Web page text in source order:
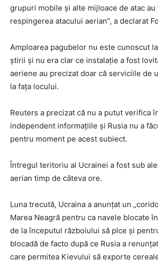
grupuri mobile și alte mijloace de atac
respingerea atacului aerian”, a declarat
Amploarea pagubelor nu este cunoscut
știrii și nu era clar ce instalație a fost
aeriene au precizat doar că serviciile de
la fața locului.
Reuters a precizat că nu a putut verifica
independent informațiile și Rusia nu a
pentru moment pe acest subiect.
Întregul teritoriu al Ucrainei a fost sub
aerian timp de câteva ore.
Luna trecută, Ucraina a anunțat un
Marea Neagră pentru ca navele blocate
de la începutul războiului să plce și
blocadă de facto după ce Rusia a
care permitea Kievului să exporte